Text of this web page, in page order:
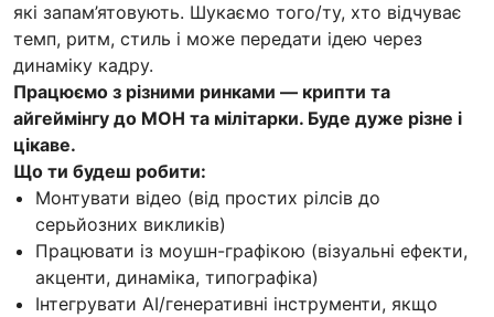
які запам’ятовують. Шукаємо того/ту, хто відчуває
темп, ритм, стиль і може передати ідею через
динаміку кадру.
Працюємо з різними ринками — крипти та
айгеймінгу до МОН та мілітарки. Буде дуже різне і
цікаве.
Що ти будеш робити:
Монтувати відео (від простих рілсів до
серьйозних викликів)
Працювати із моушн-графікою (візуальні ефекти,
акценти, динаміка, типографіка)
Інтегрувати AI/генеративні інструменти, якщо